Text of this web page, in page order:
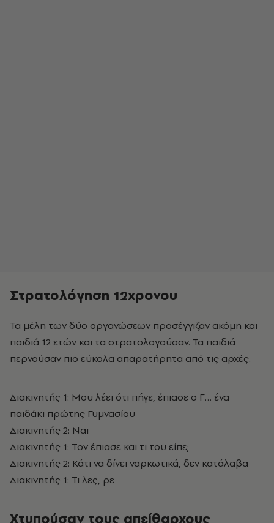
Στρατολόγηση 12χρονου
Τα μέλη των δύο οργανώσεων προσέγγιζαν ακόμη και
παιδιά 12 ετών και τα στρατολογούσαν. Τα παιδιά
περνούσαν πιο εύκολα απαρατήρητα από τις αρχές.
Διακινητής 1: Μου λέει ότι πήγε, έπιασε ο Γ… ένα
παιδάκι πρώτης Γυμνασίου
Διακινητής 2: Ναι
Διακινητής 1: Τον έπιασε και τι του είπε;
Διακινητής 2: Κάτι να δίνει ναρκωτικά, δεν κατάλαβα
Διακινητής 1: Τι λες, ρε
Χτυπούσαν τους απείθαρχους